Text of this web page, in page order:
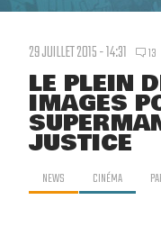
29 JUILLET 2015 - 14:31 13
LE PLEIN
IMAGES
JUSTICE
NEWS CINÉMA